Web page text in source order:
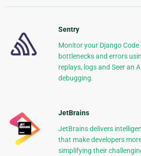
Sentry
Monitor your Django
bottlenecks and errors
replays, logs and Seer an
debugging.
JetBrains
JetBrains delivers
that make developers
simplifying their